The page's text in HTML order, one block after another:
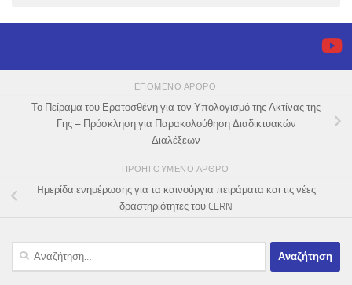
ΕΠΌΜΕΝΟ ΆΡΘΡΟ
Το Πείραμα του Ερατοσθένη για τον Υπολογισμό της Ακτίνας της
Γης – Πρόσκληση για Παρακολούθηση Διαδικτυακών
Διαλέξεων
ΠΡΟΗΓΟΎΜΕΝΟ ΆΡΘΡΟ
Hμερίδα ενημέρωσης για τα καινούργια πειράματα και τις νέες
δραστηριότητες του CERN
Αναζήτηση